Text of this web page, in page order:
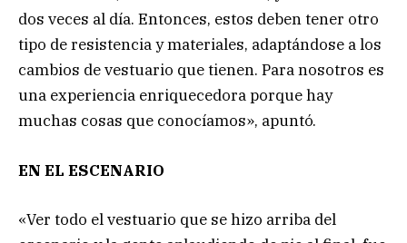
dos veces al día. Entonces, estos deben tener otro
tipo de resistencia y materiales, adaptándose a los
cambios de vestuario que tienen. Para nosotros es
una experiencia enriquecedora porque hay
muchas cosas que conocíamos», apuntó.
EN EL ESCENARIO
«Ver todo el vestuario que se hizo arriba del